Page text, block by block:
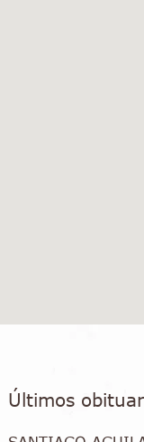
Últimos